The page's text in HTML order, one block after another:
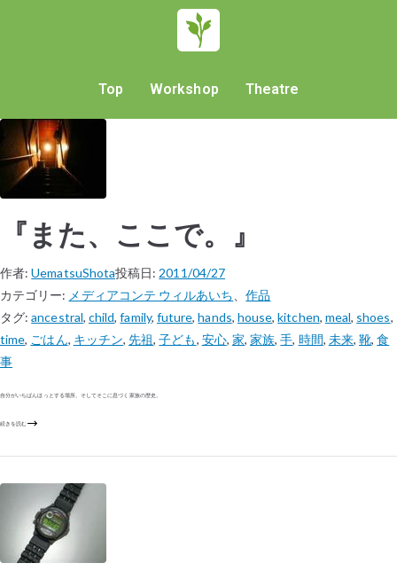
Top Workshop Theatre
『また、ここで。』
作者:UematsuShota投稿日: 2011/04/27
カテゴリー: メディアコンテ ウィルあいち 、作品
タグ:ancestral, child,family, future,hands, house,kitchen, meal, shoes,
time, ごはん, キッチン,先祖,子ども, 安心, 家,家族,手, 時間, 未来, 靴,食
事
自分がいちばんほっとする場所。そしてそこに息づく家族の歴史。
続きを読む